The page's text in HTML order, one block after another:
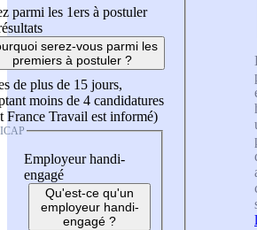
parmi les 1ers à postuler
serez-vous parmi les
premiers à postuler ?
de plus de 15 jours,
moins de 4 candidatures
France Travail est informé)
Employeur handi-
engagé
Qu'est-ce qu'un
employeur handi-
engagé ?